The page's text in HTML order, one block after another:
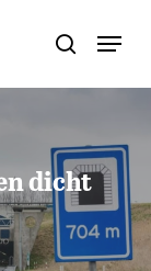
search
Menu
dicht